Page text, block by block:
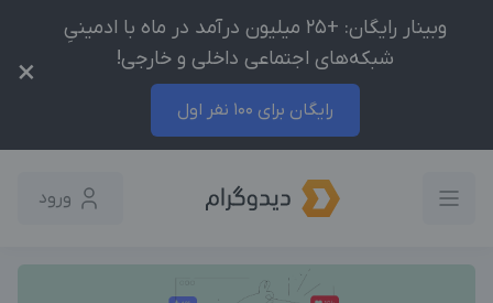
وبینار رایگان: +25 میلیون درآمد در ماه با ادمینیِ
شبکه‌های اجتماعی داخلی و خارجی!
رایگان برای 100 نفر اول
×
ورود